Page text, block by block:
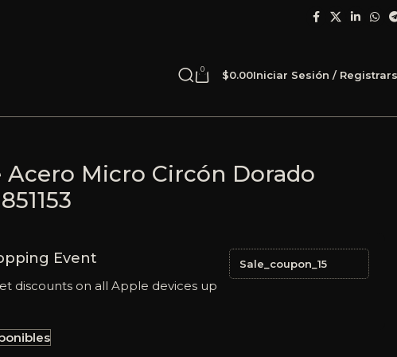
0 $0.00Iniciar Sesión /
Acero Micro Circón Dorado
Event
discounts on all Apple devices up
Sale_coupon_15